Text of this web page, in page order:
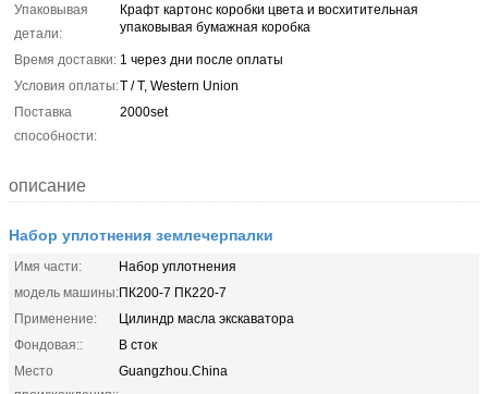
Упаковывая
детали:
Крафт картонс коробки цвета и восхитительная
упаковывая бумажная коробка
Время доставки: 1 через дни после оплаты
Условия оплаты:T / T, Western Union
Поставка
способности:
2000set
описание
Набор уплотнения землечерпалки
Имя части:
Набор уплотнения
модель машины:ПК200-7 ПК220-7
Применение:
Цилиндр масла экскаватора
Фондовая::
В сток
Место
Guangzhou.China